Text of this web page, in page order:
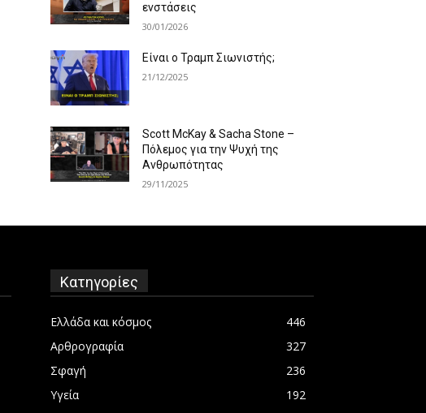
ενστάσεις
30/01/2026
Είναι ο Τραμπ Σιωνιστής;
21/12/2025
Scott McKay & Sacha Stone –
Πόλεμος για την Ψυχή της
Ανθρωπότητας
29/11/2025
Κατηγορίες
Ελλάδα και κόσμος
446
Αρθρογραφία
327
Σφαγή
236
Υγεία
192